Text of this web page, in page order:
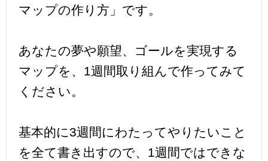
マップの作り方」です。
あなたの夢や願望、ゴールを実現する
マップを、1週間取り組んで作ってみて
ください。
基本的に3週間にわたってやりたいこと
を全て書き出すので、1週間ではできな